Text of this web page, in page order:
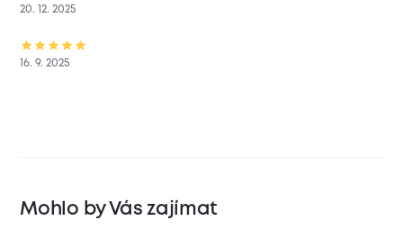
20. 12. 2025
16. 9. 2025
Mohlo by Vás zajímat